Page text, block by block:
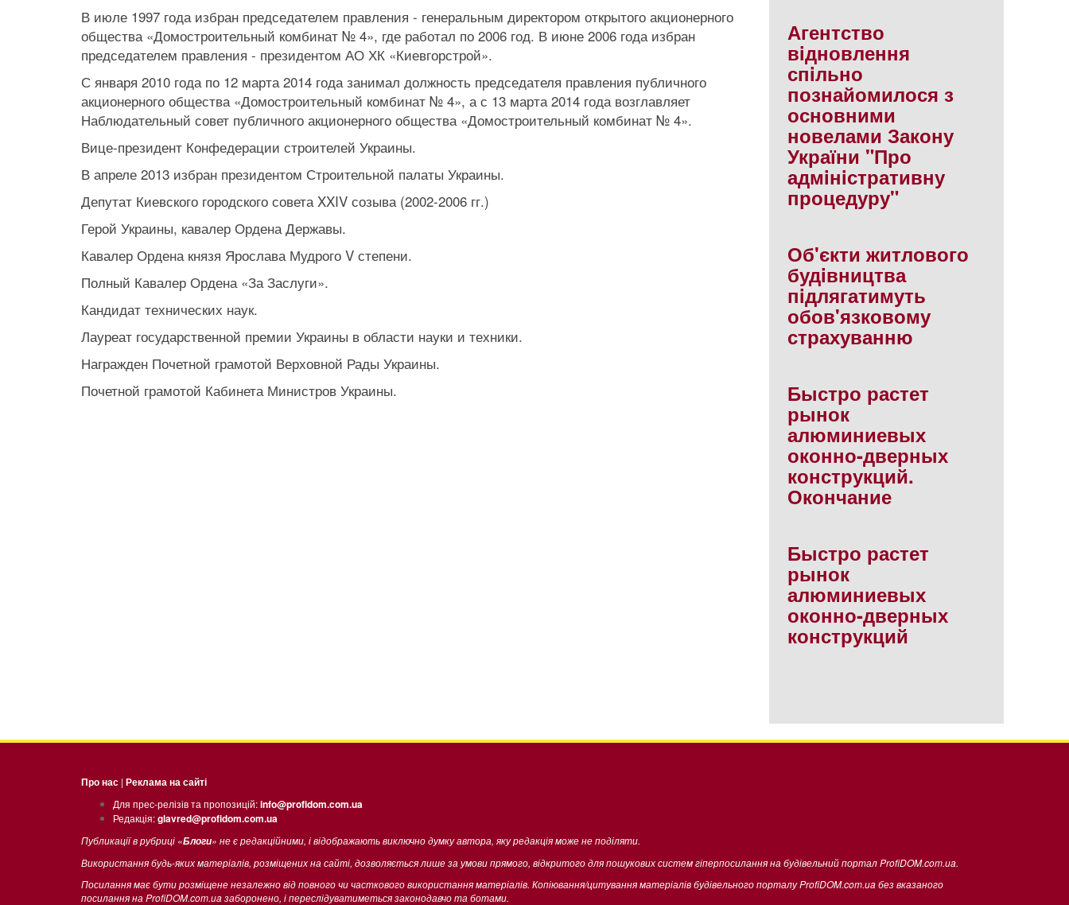
В июле 1997 года избран председателем правления - генеральным директором открытого акционерного
общества «Домостроительный комбинат № 4», где работал по 2006 год. В июне 2006 года избран
председателем правления - президентом АО ХК «Киевгорстрой».
С января 2010 года по 12 марта 2014 года занимал должность председателя правления публичного
акционерного общества «Домостроительный комбинат № 4», а с 13 марта 2014 года возглавляет
Наблюдательный совет публичного акционерного общества «Домостроительный комбинат № 4».
Вице-президент Конфедерации строителей Украины.
В апреле 2013 избран президентом Строительной палаты Украины.
Депутат Киевского городского совета XXIV созыва (2002-2006 гг.)
Герой Украины, кавалер Ордена Державы.
Кавалер Ордена князя Ярослава Мудрого V степени.
Полный Кавалер Ордена «За Заслуги».
Кандидат технических наук.
Лауреат государственной премии Украины в области науки и техники.
Награжден Почетной грамотой Верховной Рады Украины.
Почетной грамотой Кабинета Министров Украины.
Агентство
вiдновлення
спiльно
познайомилося з
основними
новелами Закону
України "Про
адмiнiстративну
процедуру"
Об'єкти житлового
будiвництва
пiдлягатимуть
обов'язковому
страхуванню
Быстро растет
рынок
алюминиевых
оконно-дверных
конструкций.
Окончание
Быстро растет
рынок
алюминиевых
оконно-дверных
конструкций
Про нас | Реклама на сайті
Для прес-релізів та пропозицій:info@profidom.com.ua
Редакція:glavred@profidom.com.ua
Публикації в рубриці «Блоги» не є редакційними, і відображають виключно думку автора, яку редакція може не поділяти.
Використання будь-яких матеріалів, розміщених на сайті, дозволяється лише за умови прямого, відкритого для пошукових систем гіперпосилання на будівельний портал ProfiDOM.com.ua.
Посилання має бути розміщене незалежно від повного чи часткового використання матеріалів. Копіювання/цитування матеріалів будівельного порталу ProfiDOM.com.ua без вказаного
посилання на ProfiDOM.com.ua заборонено, і переслідуватиметься законодавчо та ботами.